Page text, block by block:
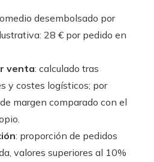
desembolsado por
28 € por pedido en
venta: calculado tras
y costes logísticos; por
margen comparado con el
: proporción de pedidos
valores superiores al 10%